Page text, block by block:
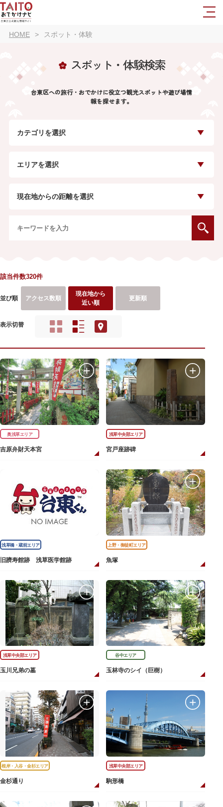
HOME スポット・体験
スポット・体験検索
台東区への旅行・おでかけに役立つ観光スポットや遊び場情
報を探せます。
カテゴリを選択
エリアを選択
現在地からの距離を選択
該当件数320件
並び順 アクセス数順
現在地から
近い順
更新順
表示切替
奥浅草エリア
吉原弁財天本宮
浅草中央部エリア
宮戸座跡碑
浅草橋・蔵前エリア
旧躋寿館跡 浅草医学館跡
上野・御徒町エリア
魚塚
浅草中央部エリア
玉川兄弟の墓
谷中エリア
玉林寺のシイ（巨樹）
根岸・入谷・金杉エリア
金杉通り
浅草中央部エリア
駒形橋